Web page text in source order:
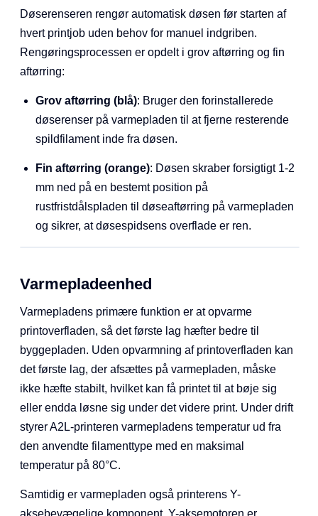
Døserenser
Døserenseren rengør automatisk døsen før starten af
hvert printjob uden behov for manuel indgriben.
Rengøringsprocessen er opdelt i grov aftørring og fin
aftørring:
Grov aftørring (blå)
: Bruger den forinstallerede
døserenser på varmepladen til at fjerne resterende
spildfilament inde fra døsen.
mm ned på en bestemt position på
og sikrer, at døsespidsens overflade er ren.
Varmepladeenhed
Varmepladens primære funktion er at opvarme
printoverfladen, så det første lag hæfter bedre til
byggepladen. Uden opvarmning af printoverfladen kan
det første lag, der afsættes på varmepladen, måske
eller endda løsne sig under det videre print. Under drift